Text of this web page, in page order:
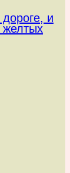
и
желтых